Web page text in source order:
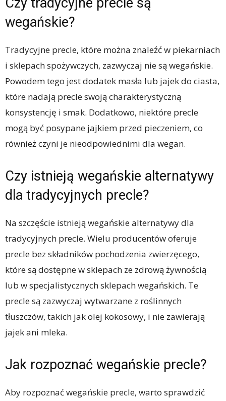
wegańskie?
Tradycyjne precle, które można znaleźć w piekarniach
i sklepach spożywczych, zazwyczaj nie są wegańskie.
Powodem tego jest dodatek masła lub jajek do ciasta,
które nadają precle swoją charakterystyczną
konsystencję i smak. Dodatkowo, niektóre precle
mogą być posypane jajkiem przed pieczeniem, co
również czyni je nieodpowiednimi dla wegan.
Czy istnieją wegańskie alternatywy
dla tradycyjnych precle?
Na szczęście istnieją wegańskie alternatywy dla
tradycyjnych precle. Wielu producentów oferuje
precle bez składników pochodzenia zwierzęcego,
które są dostępne w sklepach ze zdrową żywnością
lub w specjalistycznych sklepach wegańskich. Te
precle są zazwyczaj wytwarzane z roślinnych
tłuszczów, takich jak olej kokosowy, i nie zawierają
jajek ani mleka.
Jak rozpoznać wegańskie precle?
Aby rozpoznać wegańskie precle, warto sprawdzić